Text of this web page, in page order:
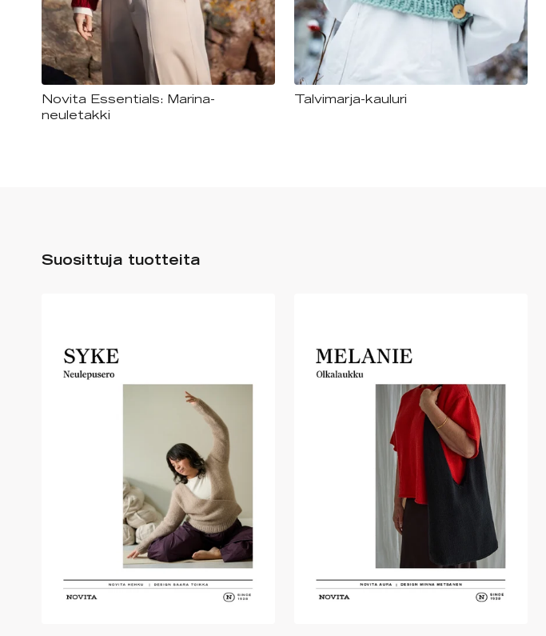
Novita Essentials: Marina-
neuletakki
Talvimarja-kauluri
Suosittuja tuotteita